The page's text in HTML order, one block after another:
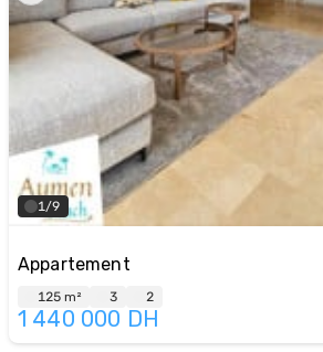
1/9
Appartement
125 m² 3 2
1 440 000 DH